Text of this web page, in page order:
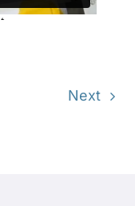
Next